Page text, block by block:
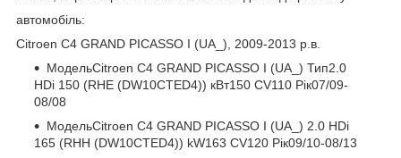
автомобіль:
Citroen C4 GRAND PICASSO I (UA_), 2009-2013 р.в.
МодельCitroen C4 GRAND PICASSO I (UA_) Тип2.0
HDi 150 (RHE (DW10CTED4)) кВт150 CV110 Рік07/09-
08/08
МодельCitroen C4 GRAND PICASSO I (UA_) 2.0 HDi
165 (RHH (DW10CTED4)) kW163 CV120 Рік09/10-08/13